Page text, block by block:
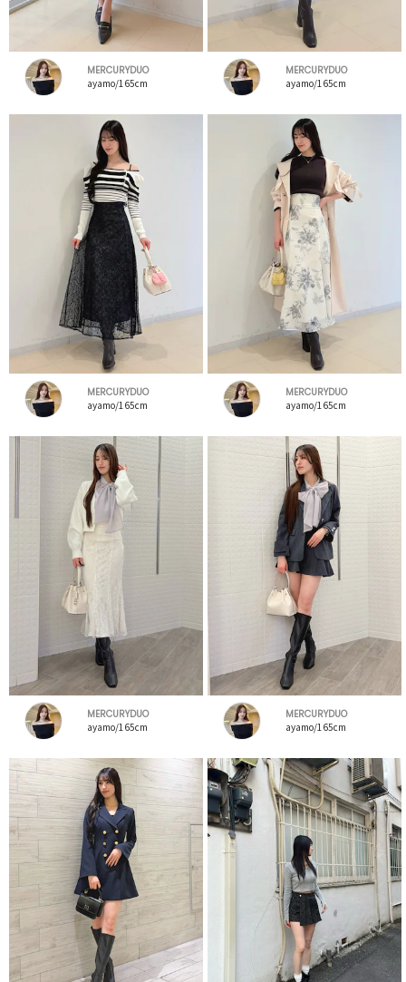
MERCURYDUO
ayamo/165cm
MERCURYDUO
ayamo/165cm
MERCURYDUO
ayamo/165cm
MERCURYDUO
ayamo/165cm
MERCURYDUO
ayamo/165cm
MERCURYDUO
ayamo/165cm